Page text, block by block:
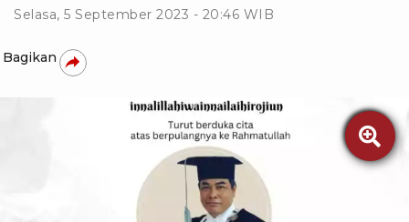
Selasa, 5 September 2023 - 20:46 WIB
Bagikan
